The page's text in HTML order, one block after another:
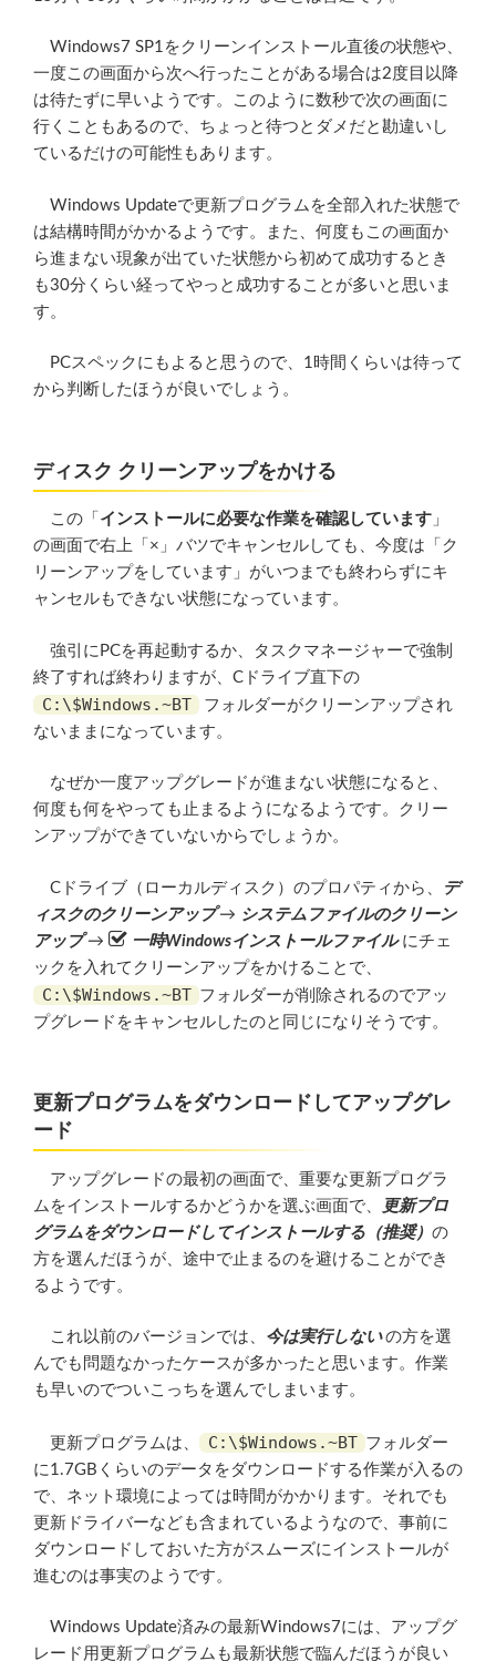
Windows7 SP1をクリーンインストール直後の状態や、
一度この画面から次へ行ったことがある場合は2度目以降
は待たずに早いようです。このように数秒で次の画面に
行くこともあるので、ちょっと待つとダメだと勘違いし
ているだけの可能性もあります。
Windows Updateで更新プログラムを全部入れた状態で
は結構時間がかかるようです。また、何度もこの画面か
ら進まない現象が出ていた状態から初めて成功するとき
も30分くらい経ってやっと成功することが多いと思いま
す。
PCスペックにもよると思うので、1時間くらいは待って
から判断したほうが良いでしょう。
ディスク クリーンアップをかける
この「 インストールに必要な作業を確認しています 」
の画面で右上「×」バツでキャンセルしても、今度は「ク
リーンアップをしています」がいつまでも終わらずにキ
ャンセルもできない状態になっています。
強引にPCを再起動するか、タスクマネージャーで強制
終了すれば終わりますが、Cドライブ直下の
C:\$Windows.~BT
フォルダーがクリーンアップされ
ないままになっています。
なぜか一度アップグレードが進まない状態になると、
何度も何をやっても止まるようになるようです。クリー
ンアップができていないからでしょうか。
Cドライブ（ローカルディスク）のプロパティから、
デ
ィスクのクリーンアップ→ システムファイルのクリーン
アップ→ 一時Windowsインストールファイルにチェ
ックを入れてクリーンアップをかけることで、
C:\$Windows.~BT フォルダーが削除されるのでアッ
プグレードをキャンセルしたのと同じになりそうです。
更新プログラムをダウンロードしてアップグレ
ード
アップグレードの最初の画面で、重要な更新プログラ
ムをインストールするかどうかを選ぶ画面で、
更新プロ
グラムをダウンロードしてインストールする（推奨） の
方を選んだほうが、途中で止まるのを避けることができ
るようです。
これ以前のバージョンでは、 今は実行しないの方を選
んでも問題なかったケースが多かったと思います。作業
も早いのでついこっちを選んでしまいます。
更新プログラムは、 C:\$Windows.~BT フォルダー
に1.7GBくらいのデータをダウンロードする作業が入るの
で、ネット環境によっては時間がかかります。それでも
更新ドライバーなども含まれているようなので、事前に
ダウンロードしておいた方がスムーズにインストールが
進むのは事実のようです。
Windows Update済みの最新Windows7には、アップグ
レード用更新プログラムも最新状態で臨んだほうが良い